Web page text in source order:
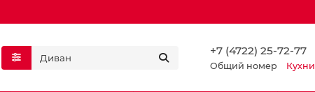
+7 (4722) 25-72-77
Общий номер Кухни